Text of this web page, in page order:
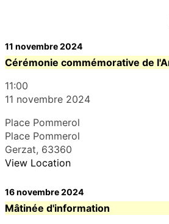
11 novembre 2024
11:00
11 novembre 2024
Place Pommerol
Place Pommerol
Gerzat, 63360
View Location
16 novembre 2024
Mâtinée d'information